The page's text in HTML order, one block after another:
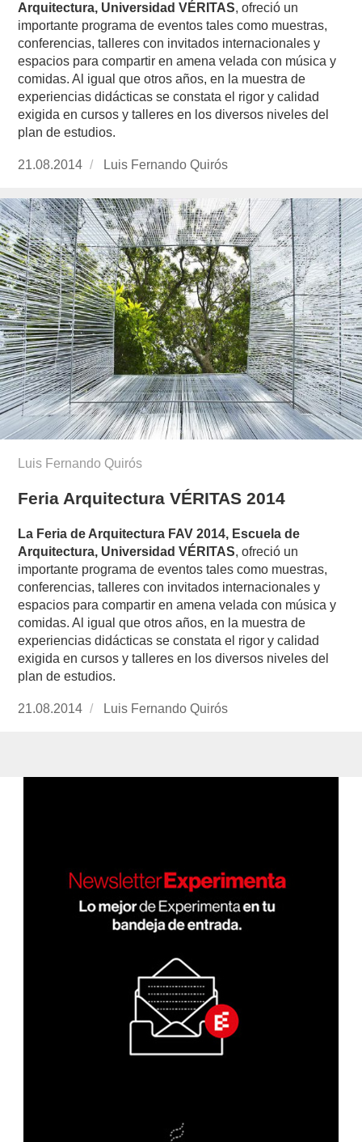
Arquitectura, Universidad VÉRITAS, ofreció un
importante programa de eventos tales como muestras,
conferencias, talleres con invitados internacionales y
espacios para compartir en amena velada con música y
comidas. Al igual que otros años, en la muestra de
experiencias didácticas se constata el rigor y calidad
exigida en cursos y talleres en los diversos niveles del
plan de estudios.
Publicado
21.08.2014
https://www.experimenta.es/author/luis-
quiros/
Luis Fernando Quirós
Luis Fernando Quirós
Feria Arquitectura VÉRITAS 2014
La Feria de Arquitectura FAV 2014, Escuela de
Arquitectura, Universidad VÉRITAS, ofreció un
importante programa de eventos tales como muestras,
conferencias, talleres con invitados internacionales y
espacios para compartir en amena velada con música y
comidas. Al igual que otros años, en la muestra de
experiencias didácticas se constata el rigor y calidad
exigida en cursos y talleres en los diversos niveles del
plan de estudios.
Publicado
21.08.2014
https://www.experimenta.es/author/luis-
Luis Fernando Quirós